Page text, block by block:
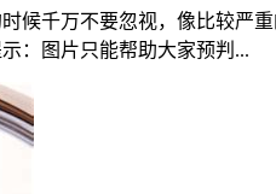
候千万不要忽视，像比较严
：图片只能帮助大家预判...